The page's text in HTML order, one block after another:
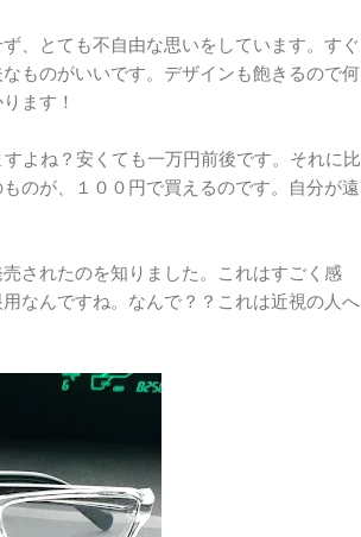
、とても不自由な思いをしています。すぐ
ものがいいです。デザインも飽きるので何
ます！
よね？安くても一万円前後です。それに比
のが、１００円で買えるのです。自分が遠
されたのを知りました。これはすごく感
なんですね。なんで？？これは近視の人へ